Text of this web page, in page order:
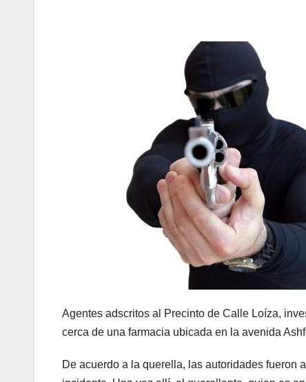
Agentes adscritos al Precinto de Calle Loíza,
cerca de una farmacia ubicada en la avenida
De acuerdo a la querella, las autoridades fueron